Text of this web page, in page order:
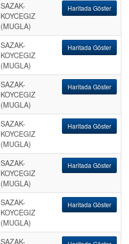
SAZAK-
KOYCEGIZ
(MUGLA)
Haritada Göster
SAZAK-
KOYCEGIZ
(MUGLA)
Haritada Göster
SAZAK-
KOYCEGIZ
(MUGLA)
Haritada Göster
SAZAK-
KOYCEGIZ
(MUGLA)
Haritada Göster
SAZAK-
KOYCEGIZ
(MUGLA)
Haritada Göster
SAZAK-
KOYCEGIZ
(MUGLA)
Haritada Göster
SAZAK-